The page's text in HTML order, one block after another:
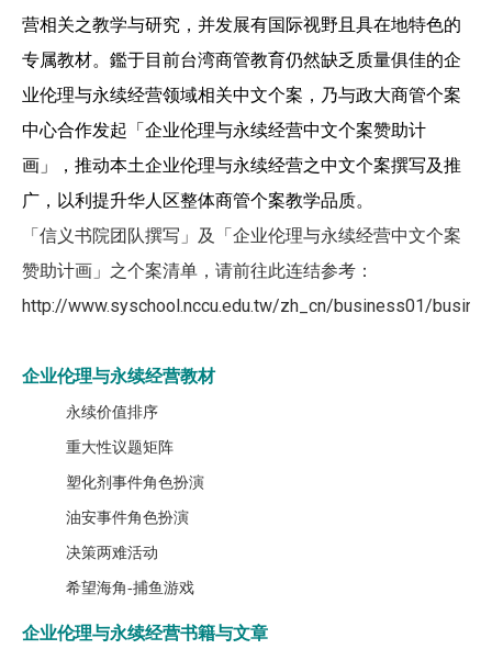
营相关之教学与研究，并发展有国际视野且具在地特色的
专属教材。鑑于目前台湾商管教育仍然缺乏质量俱佳的企
业伦理与永续经营领域相关中文个案，乃与政大商管个案
中心合作发起「企业伦理与永续经营中文个案赞助计
画」，推动本土企业伦理与永续经营之中文个案撰写及推
广，以利提升华人区整体商管个案教学品质。
「信义书院团队撰写」及「企业伦理与永续经营中文个案
赞助计画」之个案清单，请前往此连结参考：
http://www.syschool.nccu.edu.tw/zh_cn/business01/
企业伦理与永续经营教材
永续价值排序
重大性议题矩阵
塑化剂事件角色扮演
油安事件角色扮演
决策两难活动
希望海角-捕鱼游戏
企业伦理与永续经营书籍与文章